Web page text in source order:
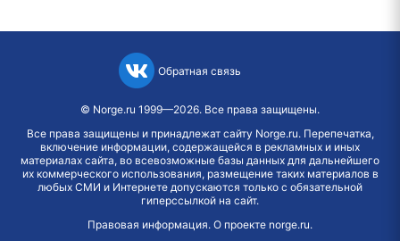
Обратная связь
© Norge.ru 1999—2026. Все права защищены.
Все права защищены и принадлежат сайту Norge.ru. Перепечатка,
включение информации, содержащейся в рекламных и иных
материалах сайта, во всевозможные базы данных для дальнейшего
их коммерческого использования, размещение таких материалов в
любых СМИ и Интернете допускаются только с обязательной
гиперссылкой на сайт.
Правовая информация. О проекте norge.ru.